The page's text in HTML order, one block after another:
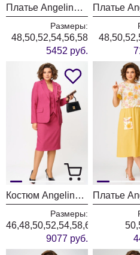
Платье Angelina & Company 1270
Размеры:
48,50,52,54,56,58
5452 руб.
Костюм Angelina & Company 1266
Размеры:
46,48,50,52,54,58,62
9077 руб.